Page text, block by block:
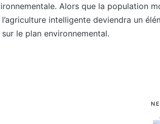
Alors que la population
intelligente deviendra un
le plan environnemental.